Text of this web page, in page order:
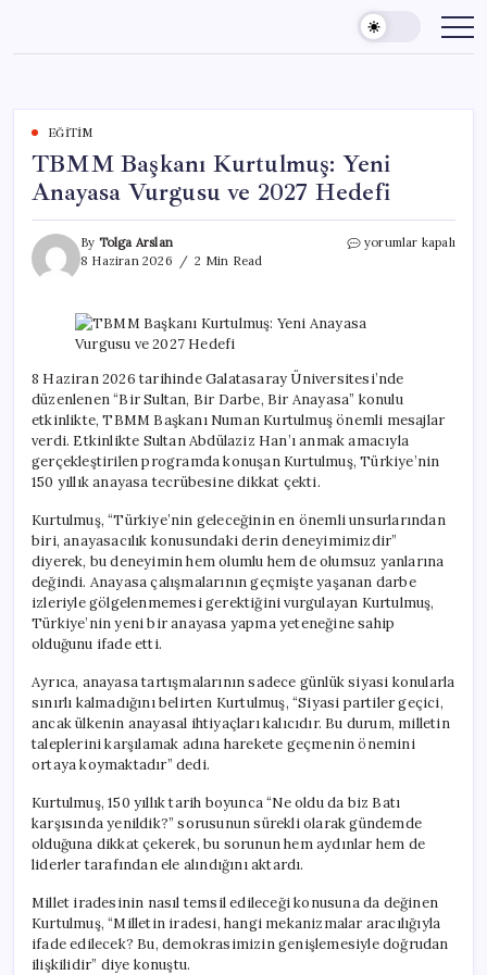
content
EĞITIM
TBMM Başkanı Kurtulmuş: Yeni
Anayasa Vurgusu ve 2027 Hedefi
By Tolga Arslan
8 Haziran 2026
2 Min Read
TBMM
Vurgusu
2027
Hedefi
için
yorumlar kapalı
8 Haziran 2026 tarihinde Galatasaray Üniversitesi’nde
düzenlenen “Bir Sultan, Bir Darbe, Bir Anayasa” konulu
etkinlikte, TBMM Başkanı Numan Kurtulmuş önemli mesajlar
verdi. Etkinlikte Sultan Abdülaziz Han’ı anmak amacıyla
gerçekleştirilen programda konuşan Kurtulmuş, Türkiye’nin
150 yıllık anayasa tecrübesine dikkat çekti.
Kurtulmuş, “Türkiye’nin geleceğinin en önemli unsurlarından
biri, anayasacılık konusundaki derin deneyimimizdir”
diyerek, bu deneyimin hem olumlu hem de olumsuz yanlarına
değindi. Anayasa çalışmalarının geçmişte yaşanan darbe
izleriyle gölgelenmemesi gerektiğini vurgulayan Kurtulmuş,
Türkiye’nin yeni bir anayasa yapma yeteneğine sahip
olduğunu ifade etti.
Ayrıca, anayasa tartışmalarının sadece günlük siyasi konularla
sınırlı kalmadığını belirten Kurtulmuş, “Siyasi partiler geçici,
ancak ülkenin anayasal ihtiyaçları kalıcıdır. Bu durum, milletin
taleplerini karşılamak adına harekete geçmenin önemini
ortaya koymaktadır” dedi.
Kurtulmuş, 150 yıllık tarih boyunca “Ne oldu da biz Batı
karşısında yenildik?” sorusunun sürekli olarak gündemde
olduğuna dikkat çekerek, bu sorunun hem aydınlar hem de
liderler tarafından ele alındığını aktardı.
Millet iradesinin nasıl temsil edileceği konusuna da değinen
Kurtulmuş, “Milletin iradesi, hangi mekanizmalar aracılığıyla
ifade edilecek? Bu, demokrasimizin genişlemesiyle doğrudan
ilişkilidir” diye konuştu.